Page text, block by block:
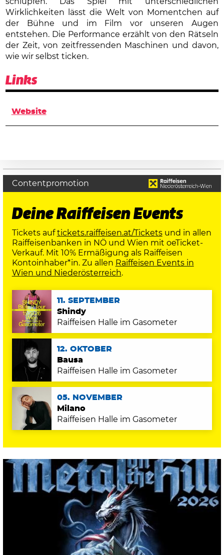
Wirklichkeiten lässt die Welt von Momentchen auf
der Bühne und im Film vor unseren Augen
entstehen. Die Performance erzählt von den Rätseln
der Zeit, von zeitfressenden Maschinen und davon,
wie wir selbst ticken.
Links
Website
Contentpromotion
Deine Raiffeisen Events
Tickets auftickets.raiffeisen.at/Ticketsund in allen
Raiffeisenbanken in NÖ und Wien mit oeTicket-
Verkauf. Mit 10% Ermäßigung als Raiffeisen
Kontoinhaber*in. Zu allen Raiffeisen Events in
Wien und Niederösterreich.
11. SEPTEMBER
Shindy
Raiffeisen Halle im Gasometer
12. OKTOBER
Bausa
Raiffeisen Halle im Gasometer
05. NOVEMBER
Milano
Raiffeisen Halle im Gasometer